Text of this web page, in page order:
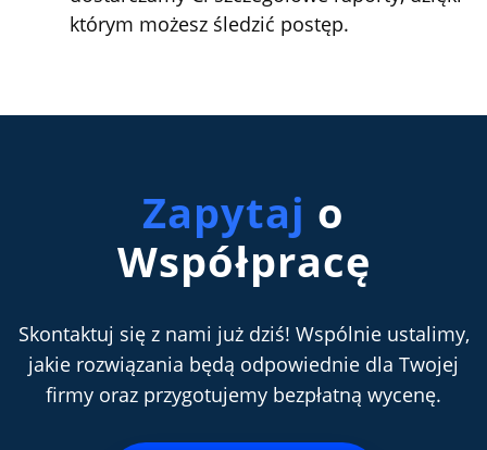
którym możesz śledzić postęp.
Zapytaj o
Współpracę
Skontaktuj się z nami już dziś! Wspólnie ustalimy,
jakie rozwiązania będą odpowiednie dla Twojej
firmy oraz przygotujemy bezpłatną wycenę.